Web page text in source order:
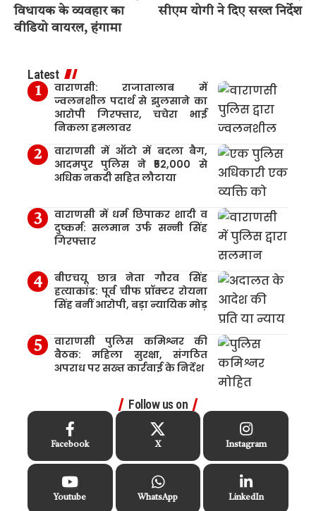
विधायक के व्यवहार का
वीडियो वायरल, हंगामा
सीएम योगी ने दिए सख्त निर्देश
Latest
वाराणसी: राजातालाब में
ज्वलनशील पदार्थ से झुलसाने का
आरोपी गिरफ्तार, चचेरा भाई
निकला हमलावर
वाराणसी में ऑटो में बदला बैग,
आदमपुर पुलिस ने ₹52,000 से
अधिक नकदी सहित लौटाया
वाराणसी में धर्म छिपाकर शादी व
दुष्कर्म: सलमान उर्फ सन्नी सिंह
गिरफ्तार
बीएचयू छात्र नेता गौरव सिंह
हत्याकांड: पूर्व चीफ प्रॉक्टर रोयना
सिंह बनीं आरोपी, बड़ा न्यायिक मोड़
वाराणसी पुलिस कमिश्नर की
बैठक: महिला सुरक्षा, संगठित
अपराध पर सख्त कार्रवाई के निर्देश
Follow us on
Facebook X Instagram
Youtube WhatsApp LinkedIn